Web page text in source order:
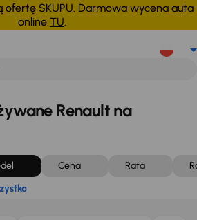
ofertę SKUPU. Darmowa wycena auta
online TU.
Renault na
Cena Rata